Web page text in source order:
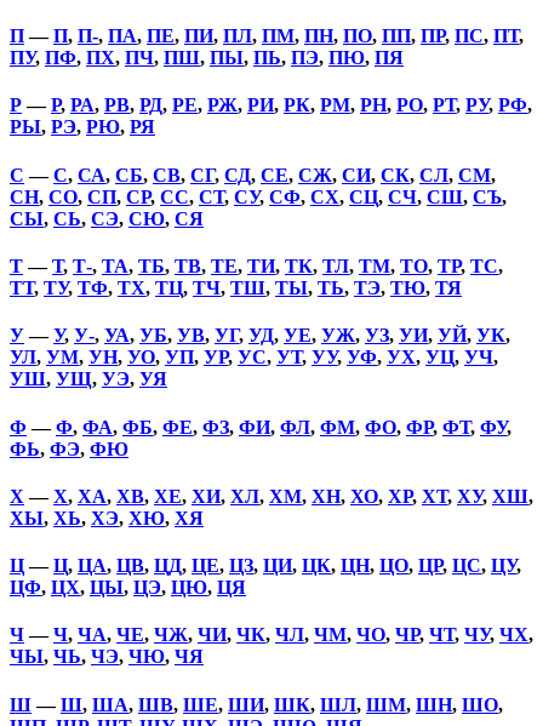
П—П, П-, ПА, ПЕ, ПИ, ПЛ, ПМ, ПН, ПО, ПП, ПР, ПС, ПТ,
ПУ, ПФ, ПХ, ПЧ, ПШ, ПЫ, ПЬ, ПЭ, ПЮ, ПЯ
Р—Р, РА, РВ, РД, РЕ, РЖ, РИ, РК, РМ, РН, РО, РТ, РУ, РФ,
РЫ, РЭ, РЮ, РЯ
С —С, СА, СБ, СВ, СГ, СД, СЕ, СЖ, СИ, СК, СЛ, СМ,
СН, СО, СП, СР, СС, СТ, СУ, СФ, СХ, СЦ, СЧ, СШ, СЪ,
СЫ, СЬ, СЭ, СЮ, СЯ
Т—Т, Т-, ТА, ТБ, ТВ, ТЕ, ТИ, ТК, ТЛ, ТМ, ТО, ТР, ТС,
ТТ, ТУ, ТФ, ТХ, ТЦ, ТЧ, ТШ, ТЫ, ТЬ, ТЭ, ТЮ, ТЯ
У—У, У-, УА, УБ, УВ, УГ, УД, УЕ, УЖ, УЗ, УИ, УЙ, УК,
УЛ, УМ, УН, УО, УП, УР, УС, УТ, УУ, УФ, УХ, УЦ, УЧ,
УШ, УЩ, УЭ, УЯ
Ф —Ф, ФА, ФБ, ФЕ, ФЗ, ФИ, ФЛ, ФМ, ФО, ФР, ФТ, ФУ,
ФЬ, ФЭ, ФЮ
Х —Х, ХА, ХВ, ХЕ, ХИ, ХЛ, ХМ, ХН, ХО, ХР, ХТ, ХУ, ХШ,
ХЫ, ХЬ, ХЭ, ХЮ, ХЯ
Ц—Ц, ЦА, ЦВ, ЦД, ЦЕ, ЦЗ, ЦИ, ЦК, ЦН, ЦО, ЦР, ЦС, ЦУ,
ЦФ, ЦХ, ЦЫ, ЦЭ, ЦЮ, ЦЯ
Ч—Ч, ЧА, ЧЕ, ЧЖ, ЧИ, ЧК, ЧЛ, ЧМ, ЧО, ЧР, ЧТ, ЧУ, ЧХ,
ЧЫ, ЧЬ, ЧЭ, ЧЮ, ЧЯ
Ш—Ш, ША, ШВ, ШЕ, ШИ, ШК, ШЛ, ШМ, ШН, ШО,